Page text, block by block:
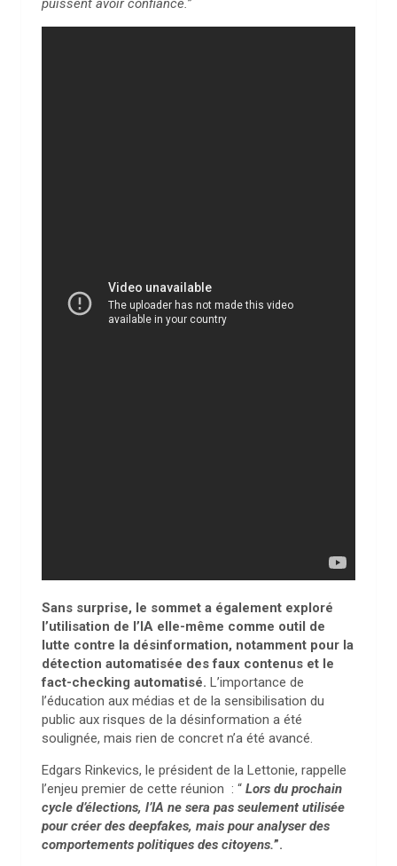
puissent avoir confiance.”
Sans surprise, le sommet a également exploré
l’utilisation de l’IA elle-même comme outil de
lutte contre la désinformation, notamment pour la
détection automatisée des faux contenus et le
fact-checking automatisé. L’importance de
l’éducation aux médias et de la sensibilisation du
public aux risques de la désinformation a été
soulignée, mais rien de concret n’a été avancé.
Edgars Rinkevics, le président de la Lettonie, rappelle
l’enjeu premier de cette réunion : “ Lors du prochain
cycle d’élections, l’IA ne sera pas seulement utilisée
pour créer des deepfakes, mais pour analyser des
comportements politiques des citoyens.”.